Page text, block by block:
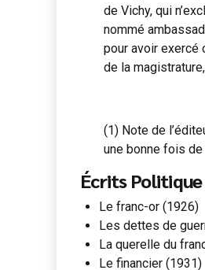
de Vichy, qui
nommé
pour avoir exercé
de la
(1) Note de
une bonne fois
Écrits
Le franc-or (1926)
Les dettes de
La querelle du
Le financier (1931)